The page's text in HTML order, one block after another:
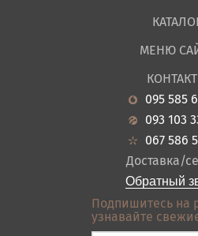
Садовая
Гостиная
Кухня
Прихожие
Ванная
Акции
МЕНЮ
О нас
Новости
Гарантия
Кредит
Оплата и
Отзывы
Контакты
Карта сайта
095 585
093 103
067 586
Доставка/
Обратный
Подпишитесь на
узнавайте